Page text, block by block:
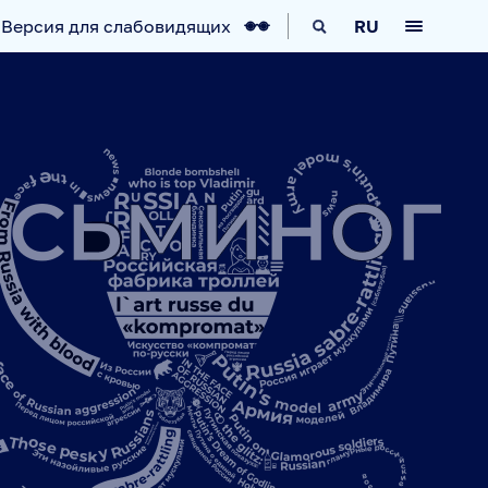
IT-ВОЗМОЖНОСТИ НОВОСТИ
ARCTIC.RU
Версия для слабовидящих RU